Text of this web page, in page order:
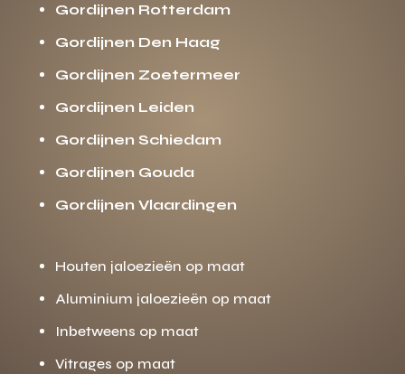
Gordijnen Rotterdam
Gordijnen Den Haag
Gordijnen Zoetermeer
Gordijnen Leiden
Gordijnen Schiedam
Gordijnen Gouda
Gordijnen Vlaardingen
Houten jaloezieën op maat
Aluminium jaloezieën op maat
Inbetweens op maat
Vitrages op maat